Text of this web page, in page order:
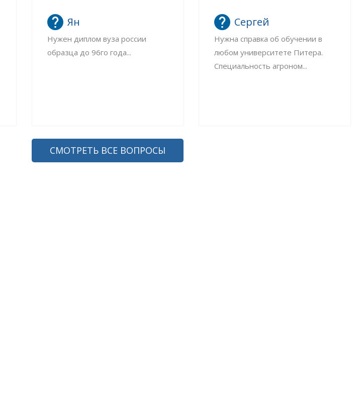
Ян
Нужен диплом вуза россии
образца до 96го года...
Сергей
Нужна справка об обучении в
любом университете Питера.
Специальность агроном...
СМОТРЕТЬ ВСЕ ВОПРОСЫ